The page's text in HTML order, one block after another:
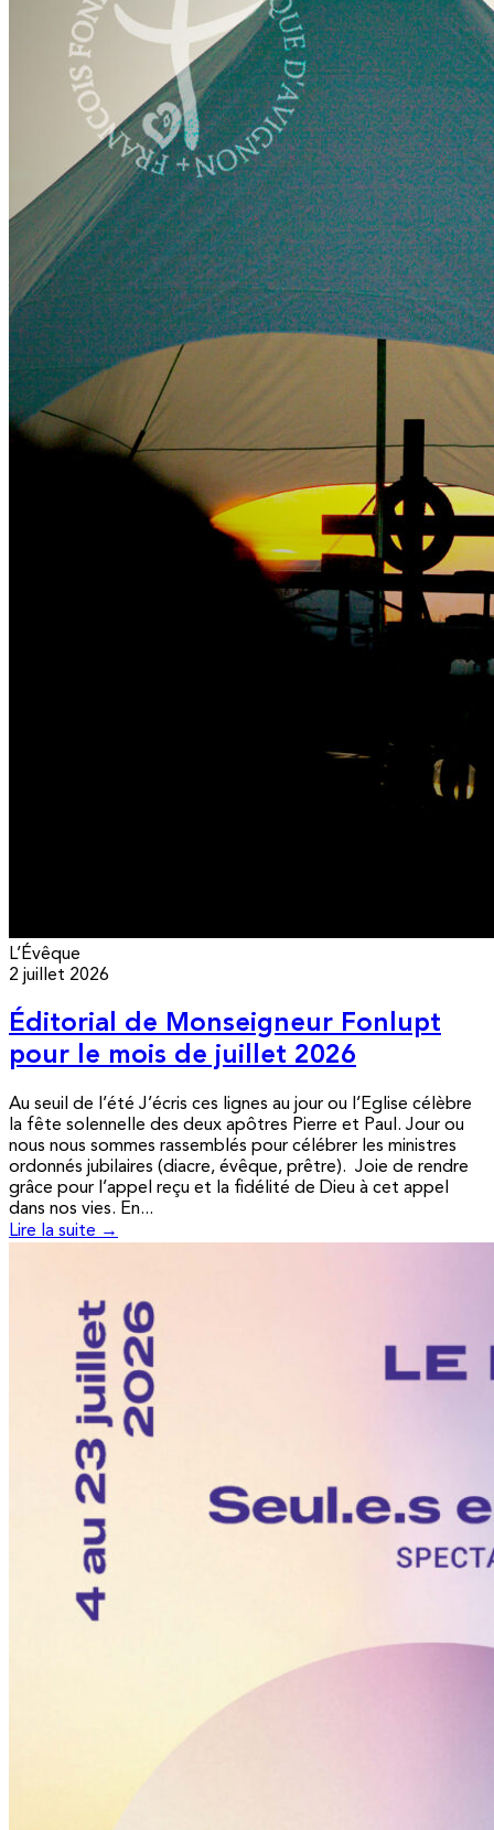
L’Évêque
2 juillet 2026
Éditorial de Monseigneur Fonlupt
pour le mois de juillet 2026
Au seuil de l’été J’écris ces lignes au jour ou l’Eglise célèbre
la fête solennelle des deux apôtres Pierre et Paul. Jour ou
nous nous sommes rassemblés pour célébrer les ministres
ordonnés jubilaires (diacre, évêque, prêtre). Joie de rendre
grâce pour l’appel reçu et la fidélité de Dieu à cet appel
dans nos vies. En...
Lire la suite →